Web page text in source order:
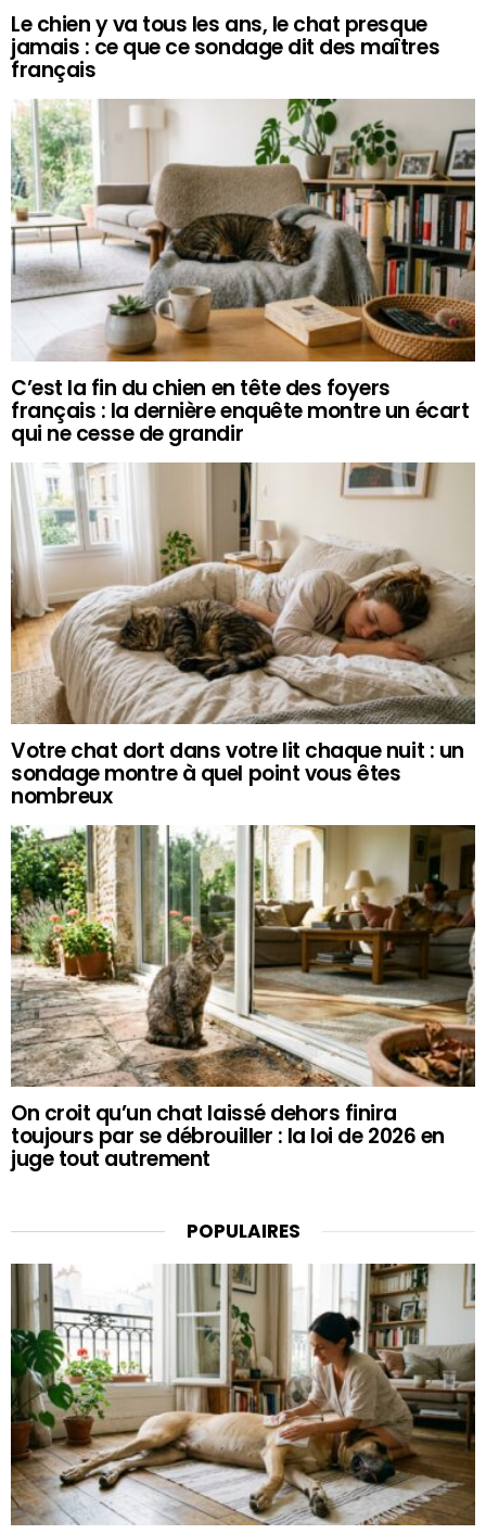
Le chien y va tous les ans, le chat presque
jamais : ce que ce sondage dit des maîtres
français
C’est la fin du chien en tête des foyers
français : la dernière enquête montre un écart
qui ne cesse de grandir
Votre chat dort dans votre lit chaque nuit : un
sondage montre à quel point vous êtes
nombreux
On croit qu’un chat laissé dehors finira
toujours par se débrouiller : la loi de 2026 en
juge tout autrement
POPULAIRES